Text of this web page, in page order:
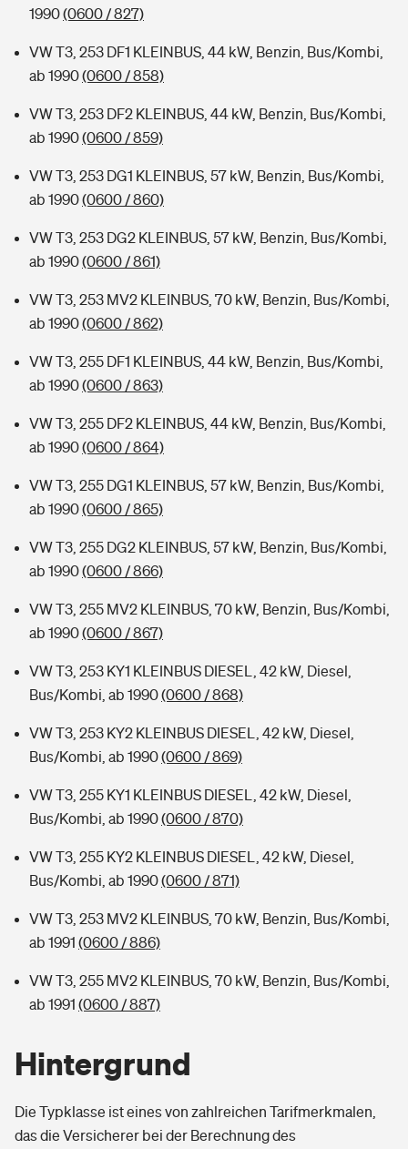
1990(0600 / 827)
VW T3, 253 DF1 KLEINBUS, 44 kW, Benzin, Bus/Kombi,
ab 1990(0600 / 858)
VW T3, 253 DF2 KLEINBUS, 44 kW, Benzin, Bus/Kombi,
ab 1990(0600 / 859)
VW T3, 253 DG1 KLEINBUS, 57 kW, Benzin, Bus/Kombi,
ab 1990(0600 / 860)
VW T3, 253 DG2 KLEINBUS, 57 kW, Benzin, Bus/Kombi,
ab 1990(0600 / 861)
VW T3, 253 MV2 KLEINBUS, 70 kW, Benzin, Bus/Kombi,
ab 1990(0600 / 862)
VW T3, 255 DF1 KLEINBUS, 44 kW, Benzin, Bus/Kombi,
ab 1990(0600 / 863)
VW T3, 255 DF2 KLEINBUS, 44 kW, Benzin, Bus/Kombi,
ab 1990(0600 / 864)
VW T3, 255 DG1 KLEINBUS, 57 kW, Benzin, Bus/Kombi,
ab 1990(0600 / 865)
VW T3, 255 DG2 KLEINBUS, 57 kW, Benzin, Bus/Kombi,
ab 1990(0600 / 866)
VW T3, 255 MV2 KLEINBUS, 70 kW, Benzin, Bus/Kombi,
ab 1990(0600 / 867)
VW T3, 253 KY1 KLEINBUS DIESEL, 42 kW, Diesel,
Bus/Kombi, ab 1990(0600 / 868)
VW T3, 253 KY2 KLEINBUS DIESEL, 42 kW, Diesel,
Bus/Kombi, ab 1990(0600 / 869)
VW T3, 255 KY1 KLEINBUS DIESEL, 42 kW, Diesel,
Bus/Kombi, ab 1990(0600 / 870)
VW T3, 255 KY2 KLEINBUS DIESEL, 42 kW, Diesel,
Bus/Kombi, ab 1990(0600 / 871)
VW T3, 253 MV2 KLEINBUS, 70 kW, Benzin, Bus/Kombi,
ab 1991 (0600 / 886)
VW T3, 255 MV2 KLEINBUS, 70 kW, Benzin, Bus/Kombi,
ab 1991 (0600 / 887)
Hintergrund
Die Typklasse ist eines von zahlreichen Tarifmerkmalen,
das die Versicherer bei der Berechnung des